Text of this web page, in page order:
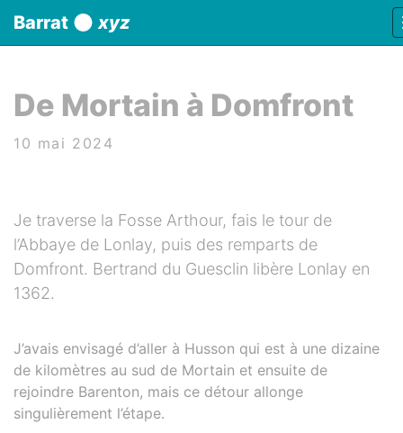
Barrat xyz
De Mortain à Domfront
10 mai 2024
Je traverse la Fosse Arthour, fais le tour de
l’Abbaye de Lonlay, puis des remparts de
Domfront. Bertrand du Guesclin libère Lonlay en
1362.
J’avais envisagé d’aller à Husson qui est à une dizaine
de kilomètres au sud de Mortain et ensuite de
rejoindre Barenton, mais ce détour allonge
singulièrement l’étape.
Panneau de gestion des cookies